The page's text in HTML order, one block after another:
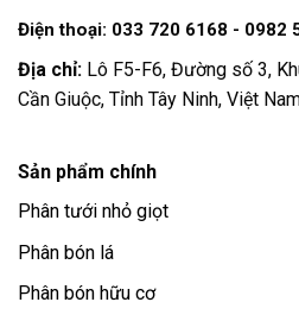
Điện thoại: 033 720 6168 - 0982
Địa chỉ: Lô F5-F6, Đường số 3,
Cần Giuộc, Tỉnh Tây Ninh, Việt
Sản phẩm chính
Phân tưới nhỏ giọt
Phân bón lá
Phân bón hữu cơ